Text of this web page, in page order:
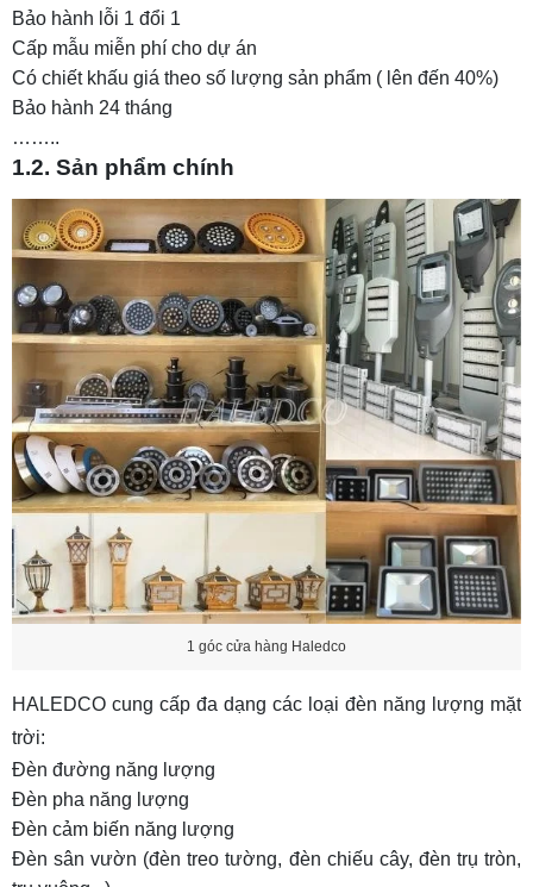
4.3. Thông tin liên hệ
Bảo hành lỗi 1 đổi 1
Cấp mẫu miễn phí cho dự án
Có chiết khấu giá theo số lượng sản phẩm ( lên đến 40%)
Bảo hành 24 tháng
……..
1.2. Sản phẩm chính
1 góc cửa hàng Haledco
HALEDCO cung cấp đa dạng các loại đèn năng lượng mặt
trời:
Đèn đường năng lượng
Đèn pha năng lượng
Đèn cảm biến năng lượng
Đèn sân vườn (đèn treo tường, đèn chiếu cây, đèn trụ tròn,